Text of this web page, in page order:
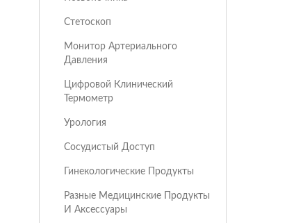
Стетоскоп
Монитор Артериального
Давления
Цифровой Клинический
Термометр
Урология
Сосудистый Доступ
Гинекологические Продукты
Разные Медицинские Продукты
И Аксессуары